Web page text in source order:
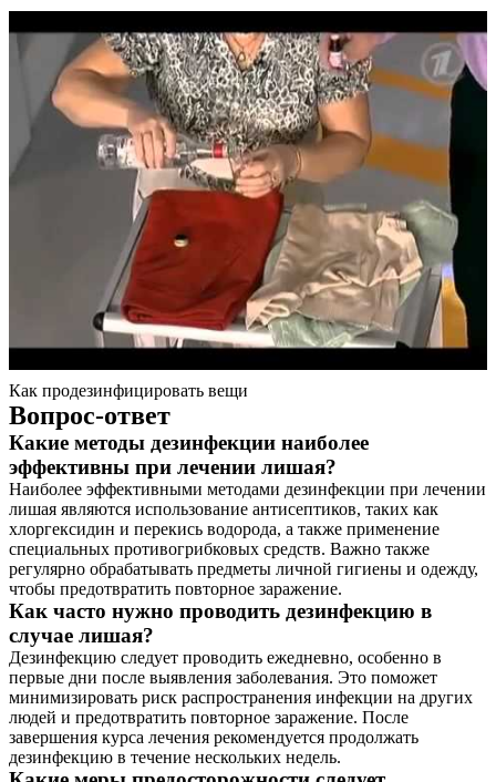
Как продезинфицировать вещи
Вопрос-ответ
Какие методы дезинфекции наиболее
эффективны при лечении лишая?
Наиболее эффективными методами дезинфекции при лечении
лишая являются использование антисептиков, таких как
хлоргексидин и перекись водорода, а также применение
специальных противогрибковых средств. Важно также
регулярно обрабатывать предметы личной гигиены и одежду,
чтобы предотвратить повторное заражение.
Как часто нужно проводить дезинфекцию в
случае лишая?
Дезинфекцию следует проводить ежедневно, особенно в
первые дни после выявления заболевания. Это поможет
минимизировать риск распространения инфекции на других
людей и предотвратить повторное заражение. После
завершения курса лечения рекомендуется продолжать
дезинфекцию в течение нескольких недель.